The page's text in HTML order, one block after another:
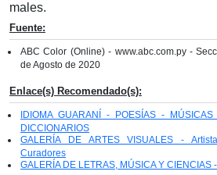
males.
Fuente:
ABC Color (Online) - www.abc.com.py -
de Agosto de 2020
Enlace(s) Recomendado(s):
IDIOMA GUARANÍ - POESÍAS -
DICCIONARIOS
GALERÍA DE ARTES VISUALES -
Curadores
GALERÍA DE LETRAS, MÚSICA Y